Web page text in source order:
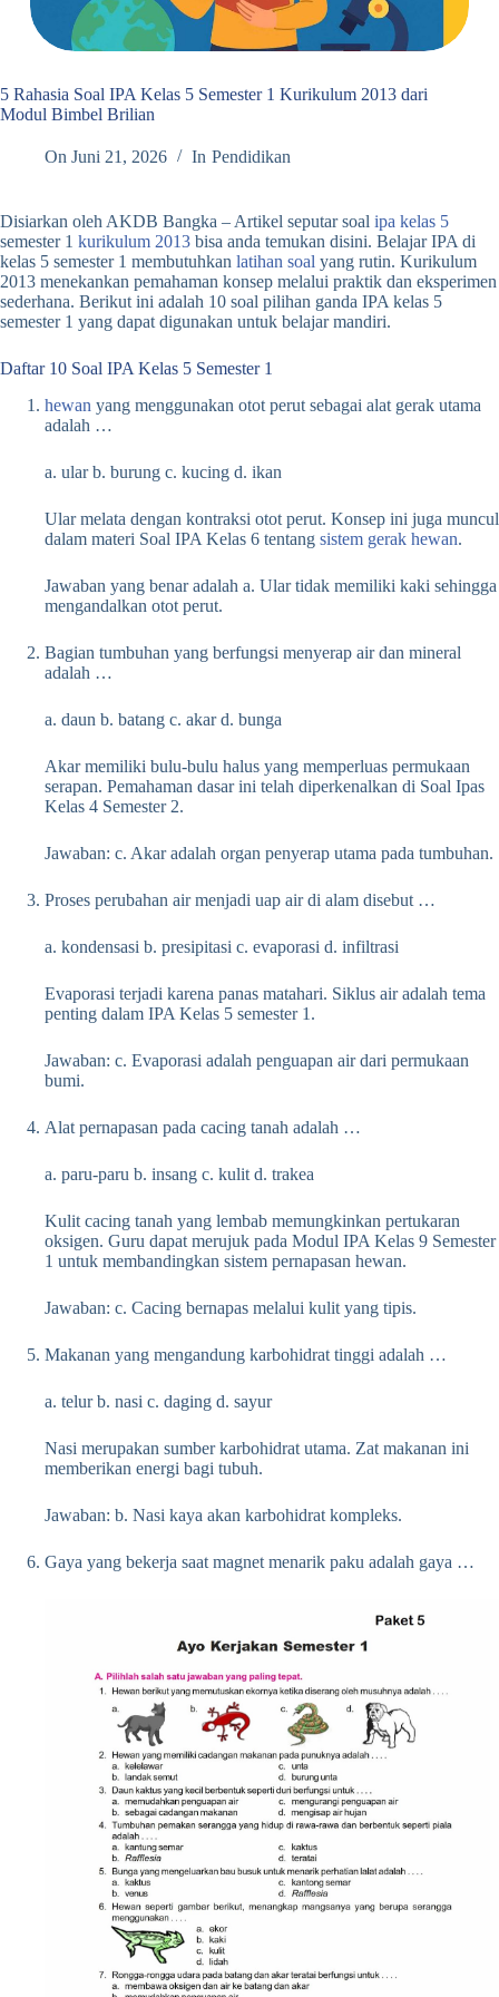
5 Rahasia Soal IPA Kelas 5 Semester 1 Kurikulum 2013 dari
Modul Bimbel Brilian
On Juni 21, 2026 In Pendidikan
Disiarkan oleh AKDB Bangka – Artikel seputar soal ipa kelas 5
semester 1 kurikulum 2013 bisa anda temukan disini. Belajar IPA di
kelas 5 semester 1 membutuhkan latihan soal yang rutin. Kurikulum
2013 menekankan pemahaman konsep melalui praktik dan eksperimen
sederhana. Berikut ini adalah 10 soal pilihan ganda IPA kelas 5
semester 1 yang dapat digunakan untuk belajar mandiri.
Daftar 10 Soal IPA Kelas 5 Semester 1
hewan yang menggunakan otot perut sebagai alat gerak utama
adalah …
a. ular b. burung c. kucing d. ikan
Ular melata dengan kontraksi otot perut. Konsep ini juga muncul
dalam materi Soal IPA Kelas 6 tentang sistem gerak hewan.
Jawaban yang benar adalah a. Ular tidak memiliki kaki sehingga
mengandalkan otot perut.
Bagian tumbuhan yang berfungsi menyerap air dan mineral
adalah …
a. daun b. batang c. akar d. bunga
Akar memiliki bulu-bulu halus yang memperluas permukaan
serapan. Pemahaman dasar ini telah diperkenalkan di Soal Ipas
Kelas 4 Semester 2.
Jawaban: c. Akar adalah organ penyerap utama pada tumbuhan.
Proses perubahan air menjadi uap air di alam disebut …
a. kondensasi b. presipitasi c. evaporasi d. infiltrasi
Evaporasi terjadi karena panas matahari. Siklus air adalah tema
penting dalam IPA Kelas 5 semester 1.
Jawaban: c. Evaporasi adalah penguapan air dari permukaan
bumi.
Alat pernapasan pada cacing tanah adalah …
a. paru-paru b. insang c. kulit d. trakea
Kulit cacing tanah yang lembab memungkinkan pertukaran
oksigen. Guru dapat merujuk pada Modul IPA Kelas 9 Semester
1 untuk membandingkan sistem pernapasan hewan.
Jawaban: c. Cacing bernapas melalui kulit yang tipis.
Makanan yang mengandung karbohidrat tinggi adalah …
a. telur b. nasi c. daging d. sayur
Nasi merupakan sumber karbohidrat utama. Zat makanan ini
memberikan energi bagi tubuh.
Jawaban: b. Nasi kaya akan karbohidrat kompleks.
Gaya yang bekerja saat magnet menarik paku adalah gaya …